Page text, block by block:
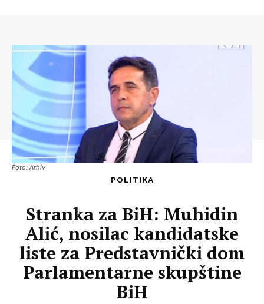
Foto: Arhiv
POLITIKA
Stranka za BiH: Muhidin
Alić, nosilac kandidatske
liste za Predstavnički dom
Parlamentarne skupštine
BiH